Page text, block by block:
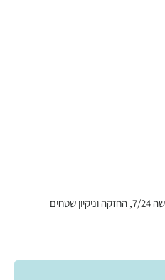
שומר בלובי, חשמל מיזוג צ'לרים, גישה 7/24, החזקה וניקיון שטחים